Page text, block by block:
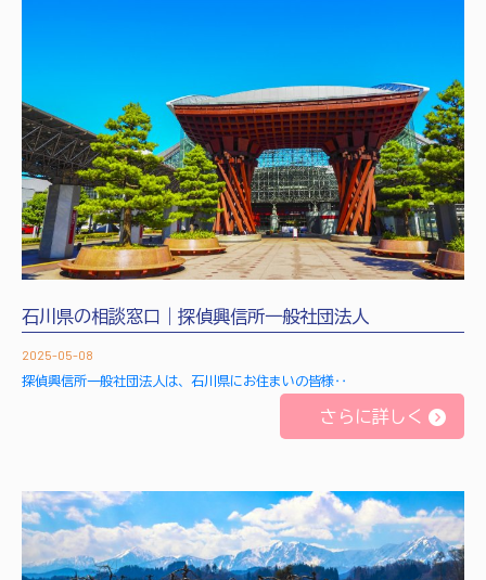
石川県の相談窓口｜探偵興信所一般社団法人
2025-05-08
探偵興信所一般社団法人は、石川県にお住まいの皆様‥
さらに詳しく